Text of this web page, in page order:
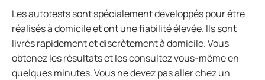
Les autotests sont spécialement développés pour être
réalisés à domicile et ont une fiabilité élevée. Ils sont
livrés rapidement et discrètement à domicile. Vous
obtenez les résultats et les consultez vous-même en
quelques minutes. Vous ne devez pas aller chez un